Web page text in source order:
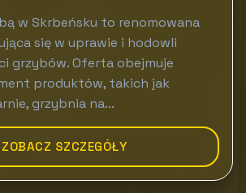
w Skrbeńsku to renomowana
się w uprawie i hodowli
grzybów. Oferta obejmuje
produktów, takich jak
grzybnia na...
ZOBACZ SZCZEGÓŁY